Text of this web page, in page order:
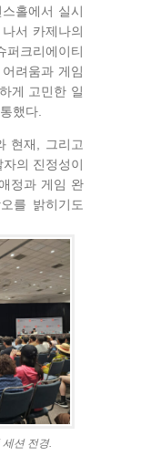
홀에서 실시
서 카제나의
퍼크리에이티
려움과 게임
게 고민한 일
했다.
현재, 그리고
의 진정성이
정과 게임 완
를 밝히기도
션 전경.